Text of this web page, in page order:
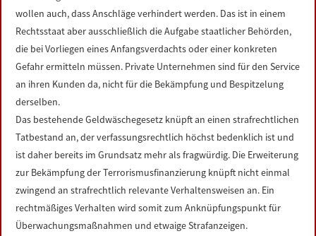
wollen auch, dass Anschläge verhindert werden. Das ist in einem
Rechtsstaat aber ausschließlich die Aufgabe staatlicher Behörden,
die bei Vorliegen eines Anfangsverdachts oder einer konkreten
Gefahr ermitteln müssen. Private Unternehmen sind für den Service
an ihren Kunden da, nicht für die Bekämpfung und Bespitzelung
derselben.
Das bestehende Geldwäschegesetz knüpft an einen strafrechtlichen
Tatbestand an, der verfassungsrechtlich höchst bedenklich ist und
ist daher bereits im Grundsatz mehr als fragwürdig. Die Erweiterung
zur Bekämpfung der Terrorismusfinanzierung knüpft nicht einmal
zwingend an strafrechtlich relevante Verhaltensweisen an. Ein
rechtmäßiges Verhalten wird somit zum Anknüpfungspunkt für
Überwachungsmaßnahmen und etwaige Strafanzeigen.